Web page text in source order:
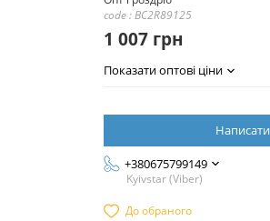
code : BC2R89125
1 007 грн
Показати оптові ціни
Написати
+380675799149
Kyivstar (Viber)
До обраного